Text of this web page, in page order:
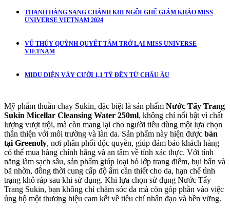
THANH HẰNG SANG CHẢNH KHI NGỒI GHẾ GIÁM KHẢO MISS
UNIVERSE VIETNAM 2024
VŨ THÚY QUỲNH QUYẾT TÂM TRỞ LẠI MISS UNIVERSE
VIETNAM
MIDU DIỆN VÁY CƯỚI 1,1 TỶ ĐẾN TỪ CHÂU ÂU
Mỹ phẩm thuần chay Sukin, đặc biệt là sản phẩm Nước Tẩy Trang
Sukin Micellar Cleansing Water 250ml, không chỉ nổi bật vì chất
lượng vượt trội, mà còn mang lại cho người tiêu dùng một lựa chọn
thân thiện với môi trường và làn da. Sản phẩm này hiện được bán
tại Greenoly, nơi phân phối độc quyền, giúp đảm bảo khách hàng
có thể mua hàng chính hãng và an tâm về tính xác thực. Với tính
năng làm sạch sâu, sản phẩm giúp loại bỏ lớp trang điểm, bụi bẩn và
bã nhờn, đồng thời cung cấp độ ẩm cần thiết cho da, hạn chế tình
trạng khô ráp sau khi sử dụng. Khi lựa chọn sử dụng Nước Tẩy
Trang Sukin, bạn không chỉ chăm sóc da mà còn góp phần vào việc
ủng hộ một thương hiệu cam kết về tiêu chí nhân đạo và bền vững.